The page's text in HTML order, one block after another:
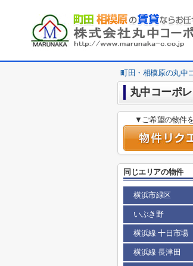
町田・相模原の丸中
丸中コーポ
▼ご希望の物件
同じエリアの物件
横浜市緑区
いぶき野
横浜線 十日市場
横浜線 長津田